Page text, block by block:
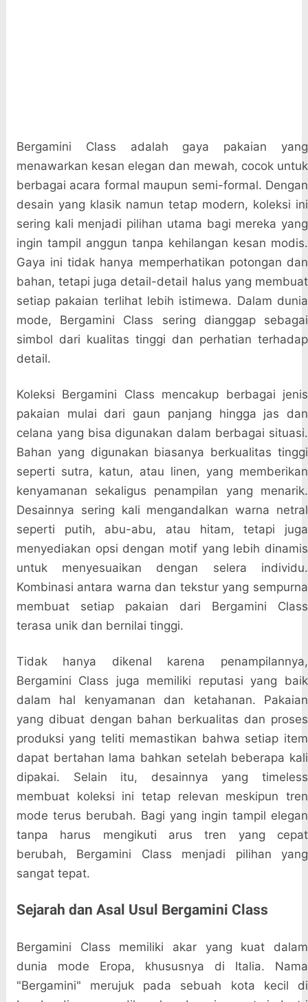
Bergamini Class adalah gaya pakaian yang
menawarkan kesan elegan dan mewah, cocok untuk
berbagai acara formal maupun semi-formal. Dengan
desain yang klasik namun tetap modern, koleksi ini
sering kali menjadi pilihan utama bagi mereka yang
ingin tampil anggun tanpa kehilangan kesan modis.
Gaya ini tidak hanya memperhatikan potongan dan
bahan, tetapi juga detail-detail halus yang membuat
setiap pakaian terlihat lebih istimewa. Dalam dunia
mode, Bergamini Class sering dianggap sebagai
simbol dari kualitas tinggi dan perhatian terhadap
detail.
Koleksi Bergamini Class mencakup berbagai jenis
pakaian mulai dari gaun panjang hingga jas dan
celana yang bisa digunakan dalam berbagai situasi.
Bahan yang digunakan biasanya berkualitas tinggi
seperti sutra, katun, atau linen, yang memberikan
kenyamanan sekaligus penampilan yang menarik.
Desainnya sering kali mengandalkan warna netral
seperti putih, abu-abu, atau hitam, tetapi juga
menyediakan opsi dengan motif yang lebih dinamis
untuk menyesuaikan dengan selera individu.
Kombinasi antara warna dan tekstur yang sempurna
membuat setiap pakaian dari Bergamini Class
terasa unik dan bernilai tinggi.
Tidak hanya dikenal karena penampilannya,
Bergamini Class juga memiliki reputasi yang baik
dalam hal kenyamanan dan ketahanan. Pakaian
yang dibuat dengan bahan berkualitas dan proses
produksi yang teliti memastikan bahwa setiap item
dapat bertahan lama bahkan setelah beberapa kali
dipakai. Selain itu, desainnya yang timeless
membuat koleksi ini tetap relevan meskipun tren
mode terus berubah. Bagi yang ingin tampil elegan
tanpa harus mengikuti arus tren yang cepat
berubah, Bergamini Class menjadi pilihan yang
sangat tepat.
Sejarah dan Asal Usul Bergamini Class
Bergamini Class memiliki akar yang kuat dalam
dunia mode Eropa, khususnya di Italia. Nama
"Bergamini" merujuk pada sebuah kota kecil di